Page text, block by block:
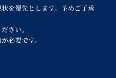
を優先とします。予めご了承
さい。
必要です。